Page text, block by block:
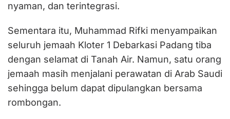
nyaman, dan terintegrasi.
Sementara itu, Muhammad Rifki menyampaikan
seluruh jemaah Kloter 1 Debarkasi Padang tiba
dengan selamat di Tanah Air. Namun, satu orang
jemaah masih menjalani perawatan di Arab Saudi
sehingga belum dapat dipulangkan bersama
rombongan.